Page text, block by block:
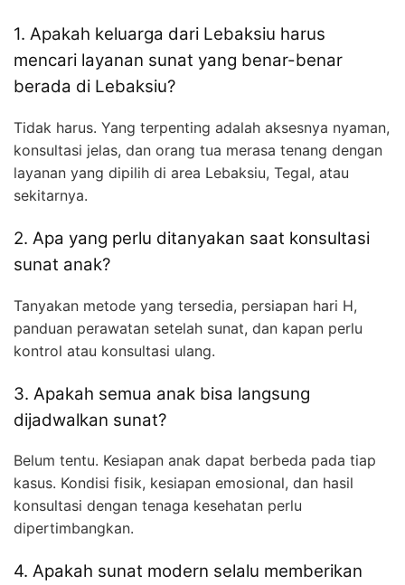
1. Apakah keluarga dari Lebaksiu harus
mencari layanan sunat yang benar-benar
berada di Lebaksiu?
Tidak harus. Yang terpenting adalah aksesnya nyaman,
konsultasi jelas, dan orang tua merasa tenang dengan
layanan yang dipilih di area Lebaksiu, Tegal, atau
sekitarnya.
2. Apa yang perlu ditanyakan saat konsultasi
sunat anak?
Tanyakan metode yang tersedia, persiapan hari H,
panduan perawatan setelah sunat, dan kapan perlu
kontrol atau konsultasi ulang.
3. Apakah semua anak bisa langsung
dijadwalkan sunat?
Belum tentu. Kesiapan anak dapat berbeda pada tiap
kasus. Kondisi fisik, kesiapan emosional, dan hasil
konsultasi dengan tenaga kesehatan perlu
dipertimbangkan.
4. Apakah sunat modern selalu memberikan